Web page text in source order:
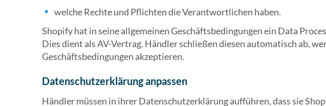
welche Rechte und Pflichten die Verantwortlichen haben.
Shopify hat in seine allgemeinen Geschäftsbedingungen ein Data
Dies dient als AV-Vertrag. Händler schließen diesen automatisch ab,
Geschäftsbedingungen akzeptieren.
Datenschutzerklärung anpassen
Händler müssen in ihrer Datenschutzerklärung aufführen, dass sie